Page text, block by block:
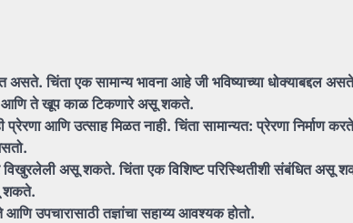
चिंता एक सामान्य भावना आहे जी भविष्याच्या धोक्याबद्दल
आणि ते खूप काळ टिकणारे असू शकते.
आणि उत्साह मिळत नाही. चिंता सामान्यत: प्रेरणा निर्माण
विखुरलेली असू शकते. चिंता एक विशिष्ट परिस्थितीशी संबंधित असू
शकते.
उपचारासाठी तज्ञांचा सहाय्य आवश्यक होतो.